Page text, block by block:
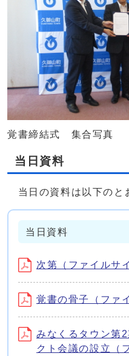
覚書締結式 集合写真
当日資料
当日の資料は以下のと
当日資料
次第（ファイルサ
覚書の骨子（ファ
みなくるタウン第
クト会議の設立（